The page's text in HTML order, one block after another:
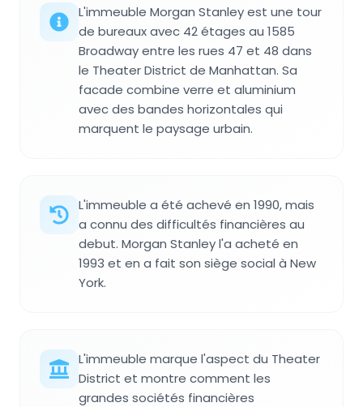
L'immeuble Morgan Stanley est une tour
de bureaux avec 42 étages au 1585
Broadway entre les rues 47 et 48 dans
le Theater District de Manhattan. Sa
facade combine verre et aluminium
avec des bandes horizontales qui
marquent le paysage urbain.
L'immeuble a été achevé en 1990, mais
a connu des difficultés financières au
debut. Morgan Stanley l'a acheté en
1993 et en a fait son siège social à New
York.
L'immeuble marque l'aspect du Theater
District et montre comment les
grandes sociétés financières